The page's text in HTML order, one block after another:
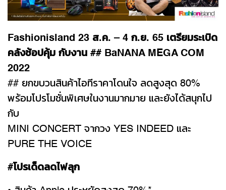
Fashionisland 23 ส.ค. – 4 ก.ย. 65 เตรียมระเบิด
คลังช้อปคุ้ม กับงาน ## BaNANA MEGA COM
2022
## ยกขบวนสินค้าไอทีราคาโดนใจ ลดสูงสุด 80%
พร้อมโปรโมชั่นพิเศษในงานมากมาย และยังได้สนุกไป
กับ
MINI CONCERT จากวง YES INDEED และ
PURE THE VOICE
#โปรเด็ดลดไฟลุก